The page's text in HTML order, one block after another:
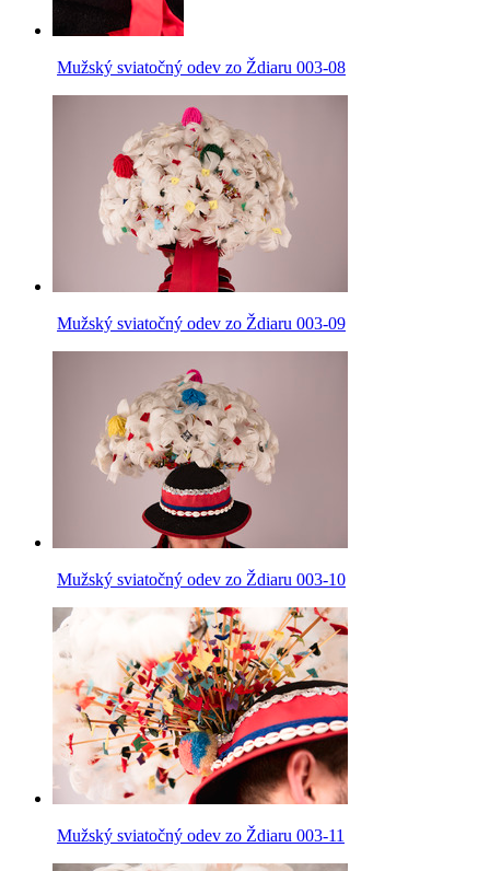
Mužský sviatočný odev zo Ždiaru 003-08
Mužský sviatočný odev zo Ždiaru 003-09
Mužský sviatočný odev zo Ždiaru 003-10
Mužský sviatočný odev zo Ždiaru 003-11